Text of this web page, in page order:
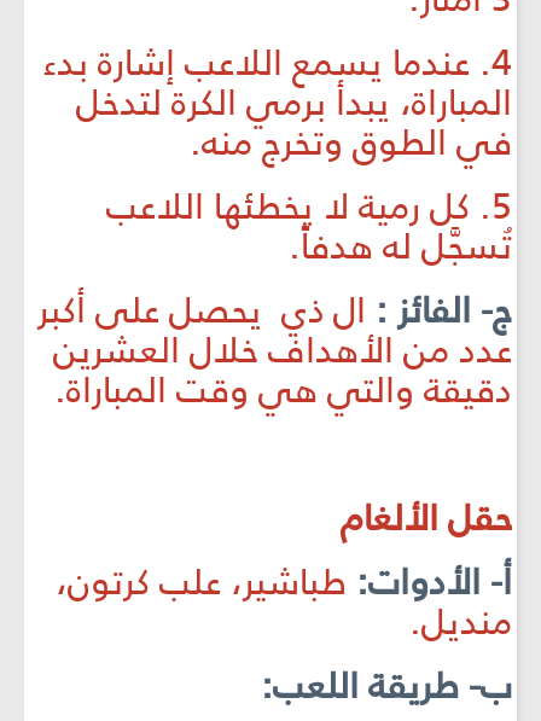
4. عندما يسمع اللاعب إشارة بدء
المباراة، يبدأ برمي الكرة لتدخل
في الطوق وتخرج منه.
5. كل رمية لا يخطئها اللاعب
تُسجَّل له هدفاً.
ج- الفائز : ال ذي يحصل على أكبر
عدد من الأهداف خلال العشرين
دقيقة والتي هي وقت المباراة.
حقل الألغام
أ- الأدوات: طباشير، علب كرتون،
منديل.
ب- طريقة اللعب: